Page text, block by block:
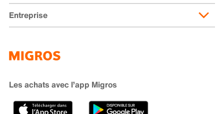
Abonnement de livraison
Moyens de paiement
Cumulus
Recherche de magasin
Migusto
iMpuls
Banque Migros
Entreprise
Développement durable
Carrière
Sponsoring
Les achats avec l’app Migros